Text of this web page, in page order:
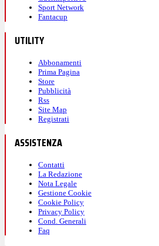
Sport Network
Fantacup
UTILITY
Abbonamenti
Prima Pagina
Store
Pubblicità
Rss
Site Map
Registrati
ASSISTENZA
Contatti
La Redazione
Nota Legale
Gestione Cookie
Cookie Policy
Privacy Policy
Cond. Generali
Faq